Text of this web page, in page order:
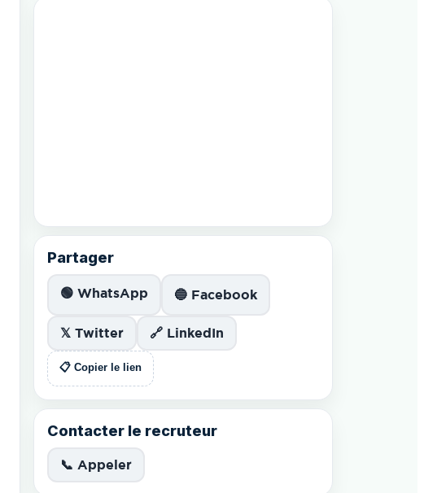
Partager
🟢 WhatsApp 🔵 Facebook
𝕏 Twitter 🔗 LinkedIn
📋 Copier le lien
Contacter le recruteur
📞 Appeler